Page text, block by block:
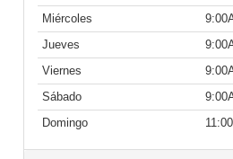
Miércoles
Jueves
Viernes
Sábado
Domingo